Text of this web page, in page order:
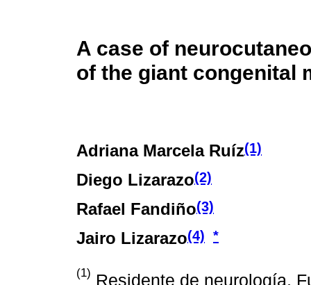
A case of
of the giant congenital
Adriana Marcela Ruíz(1)
Diego Lizarazo(2)
Rafael Fandiño(3)
Jairo Lizarazo(4) *
(1) Residente de neurología,